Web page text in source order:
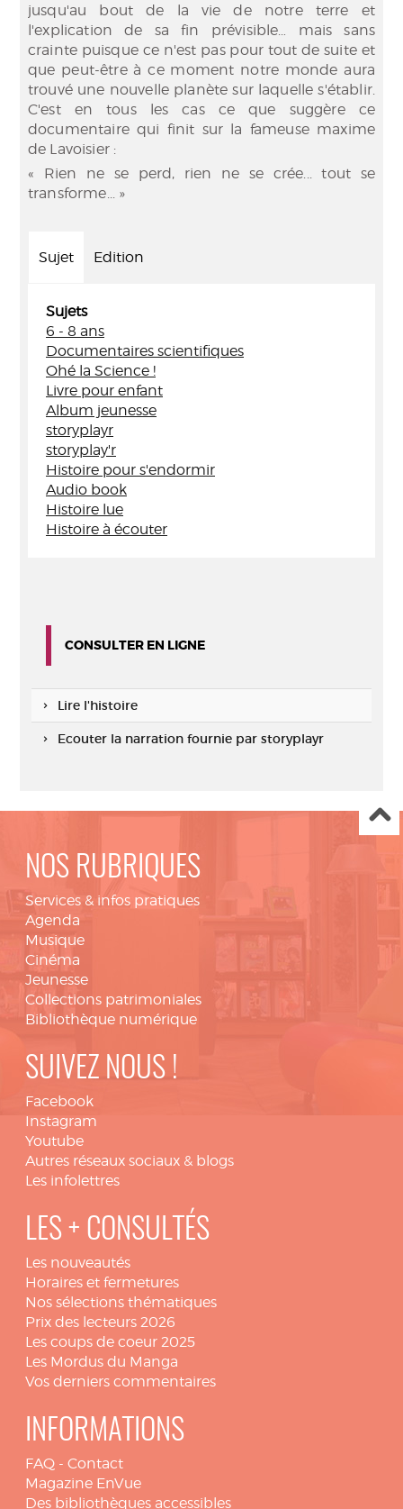
jusqu'au bout de la vie de notre terre et
l'explication de sa fin prévisible… mais sans
crainte puisque ce n'est pas pour tout de suite et
que peut-être à ce moment notre monde aura
trouvé une nouvelle planète sur laquelle s'établir.
C'est en tous les cas ce que suggère ce
documentaire qui finit sur la fameuse maxime
de Lavoisier :
« Rien ne se perd, rien ne se crée... tout se
transforme... »
Sujet Edition
Sujets
6 - 8 ans
Documentaires scientifiques
Ohé la Science !
Livre pour enfant
Album jeunesse
storyplayr
storyplay'r
Histoire pour s'endormir
Audio book
Histoire lue
Histoire à écouter
CONSULTER EN LIGNE
Lire l'histoire
Ecouter la narration fournie par storyplayr
NOS RUBRIQUES
Services & infos pratiques
Agenda
Musique
Cinéma
Jeunesse
Collections patrimoniales
Bibliothèque numérique
SUIVEZ NOUS !
Facebook
Instagram
Youtube
Autres réseaux sociaux & blogs
Les infolettres
LES + CONSULTÉS
Les nouveautés
Horaires et fermetures
Nos sélections thématiques
Prix des lecteurs 2026
Les coups de coeur 2025
Les Mordus du Manga
Vos derniers commentaires
INFORMATIONS
FAQ - Contact
Magazine EnVue
Des bibliothèques accessibles